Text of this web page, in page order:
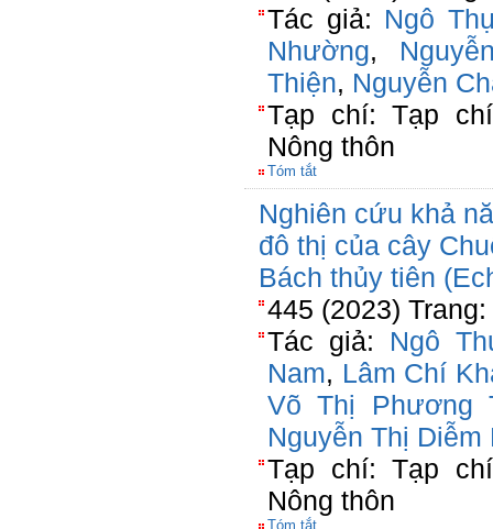
Tác giả: Ngô
Nhường,
Thiện, Nguyễn
Tạp chí: Tạp
Nông thôn
Tóm tắt
Nghiên cứu khả
đô thị của cây
Bách thủy tiên
445 (2023)
Tác giả: Ngô
Nam, Lâm Chí
Võ Thị Phương
Nguyễn Thị Diễm
Tạp chí: Tạp
Nông thôn
Tóm tắt